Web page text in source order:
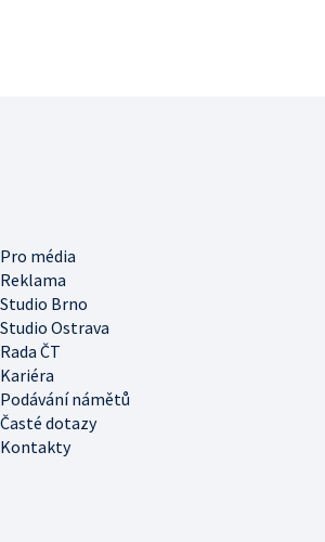
Pro média
Reklama
Studio Brno
Studio Ostrava
Rada ČT
Kariéra
Podávání námětů
Časté dotazy
Kontakty